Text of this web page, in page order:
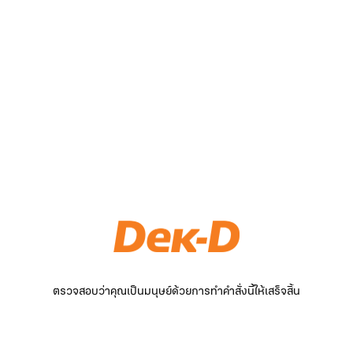
ตรวจสอบว่าคุณเป็นมนุษย์ด้วยการทำคำสั่งนี้ให้เสร็จสิ้น